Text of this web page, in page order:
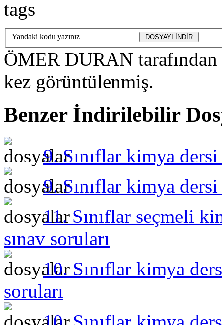
Yandaki kodu yazınız
ÖMER DURAN
kez görüntülenmiş.
Benzer İndirilebilir
9. Sınıflar kimya dersi
9. Sınıflar kimya dersi
11. Sınıflar seçmeli
sınav soruları
10. Sınıflar kimya
soruları